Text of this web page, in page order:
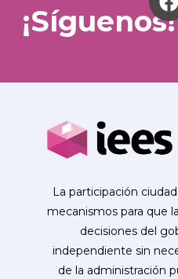
¡Síguenos!
La participación
mecanismos para que
decisiones del
independiente sin
de la administración